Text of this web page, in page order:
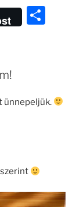
e
ünnepeljük.